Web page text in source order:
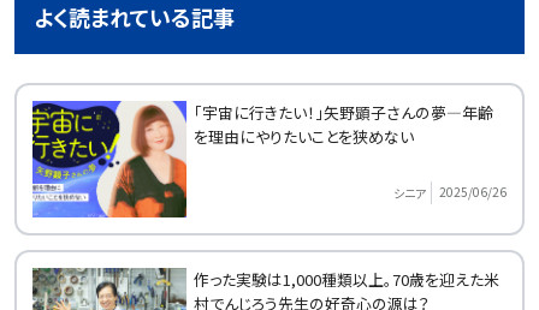
よく読まれている記事
「宇宙に行きたい！」矢野顕子さんの夢―年齢
を理由にやりたいことを狭めない
シニア 2025/06/26
作った実験は1,000種類以上。70歳を迎えた米
村でんじろう先生の好奇心の源は？